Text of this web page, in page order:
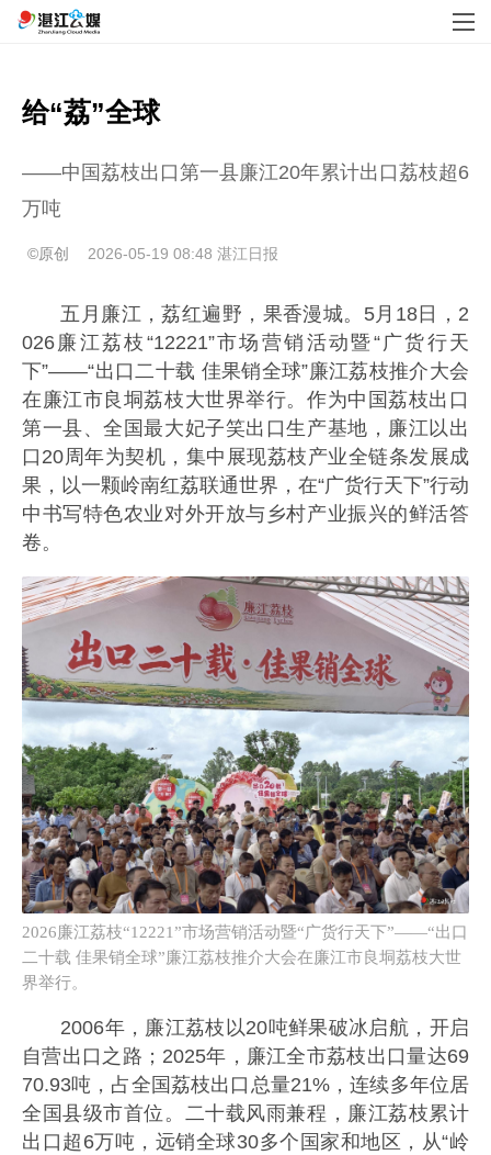
给“荔”全球
——中国荔枝出口第一县廉江20年累计出口荔枝超6
万吨
©原创 2026-05-19 08:48 湛江日报
五月廉江，荔红遍野，果香漫城。5月18日，2
026廉江荔枝“12221”市场营销活动暨“广货行天
下”——“出口二十载 佳果销全球”廉江荔枝推介大会
在廉江市良垌荔枝大世界举行。作为中国荔枝出口
第一县、全国最大妃子笑出口生产基地，廉江以出
口20周年为契机，集中展现荔枝产业全链条发展成
果，以一颗岭南红荔联通世界，在“广货行天下”行动
中书写特色农业对外开放与乡村产业振兴的鲜活答
卷。
2026廉江荔枝“12221”市场营销活动暨“广货行天下”——“出口
二十载 佳果销全球”廉江荔枝推介大会在廉江市良垌荔枝大世
界举行。
2006年，廉江荔枝以20吨鲜果破冰启航，开启
自营出口之路；2025年，廉江全市荔枝出口量达69
70.93吨，占全国荔枝出口总量21%，连续多年位居
全国县级市首位。二十载风雨兼程，廉江荔枝累计
出口超6万吨，远销全球30多个国家和地区，从“岭